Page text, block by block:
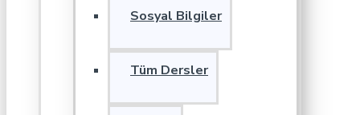
Sosyal Bilgiler
Tüm Dersler